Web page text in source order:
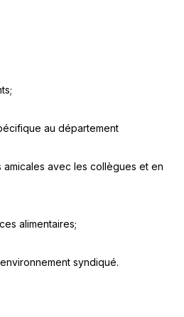
au département
avec les collègues et en
alimentaires;
syndiqué.